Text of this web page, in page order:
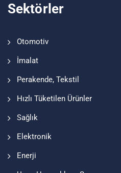
Sektörler
Otomotiv
İmalat
Perakende, Tekstil
Hızlı Tüketilen Ürünler
Sağlık
Elektronik
Enerji